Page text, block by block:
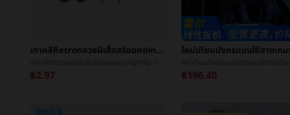
เกาหลีRetroกลวงผีเสื้อสร้อยคอinsหญิงHip-Hopหวานเย็นเทรนด์ร้อยเอาคนรักจี้ง่ายอุปกรณ์
฿2.97 ฿196.40